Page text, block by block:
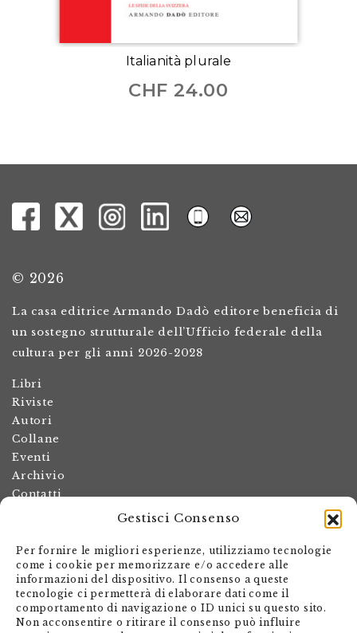
Gestisci Consenso
Per fornire le migliori esperienze, utilizziamo tecnologie
come i cookie per memorizzare e/o accedere alle
informazioni del dispositivo. Il consenso a queste
tecnologie ci permetterà di elaborare dati come il
comportamento di navigazione o ID unici su questo sito.
Non acconsentire o ritirare il consenso può influire
Italianità plurale
CHF 24.00
© 2026
La casa editrice Armando Dadò editore beneficia di
un sostegno strutturale dell’Ufficio federale della
cultura per gli anni 2026-2028
Libri
Riviste
Autori
Collane
Eventi
Archivio
Contatti
Termini e condizioni
Spese di spedizione
Politica dei resi
Informativa sulla privacy
Il mio account
Carrello